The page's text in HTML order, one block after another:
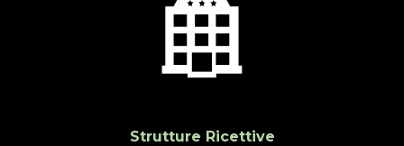
Strutture Ricettive